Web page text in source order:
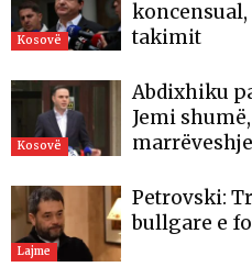
Kosovë
koncensual,
takimit
Kosovë
Abdixhiku
Jemi
Lajme
Petrovski:
bullgare e